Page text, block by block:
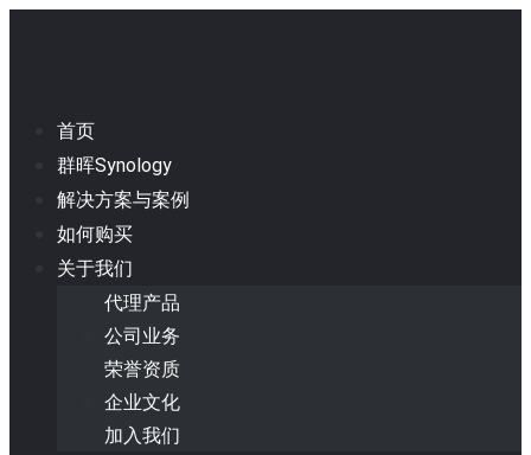
首页
群晖Synology
解决方案与案例
如何购买
关于我们
代理产品
公司业务
荣誉资质
企业文化
加入我们